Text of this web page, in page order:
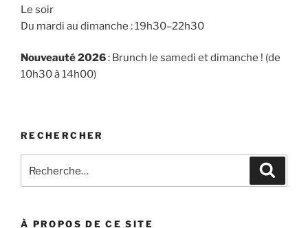
Le soir
Du mardi au dimanche : 19h30–22h30
Nouveauté 2026: Brunch le samedi et dimanche ! (de
10h30 à 14h00)
RECHERCHER
pour
À PROPOS DE CE SITE